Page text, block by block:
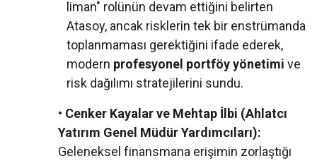
liman" rolünün devam ettiğini belirten
Atasoy, ancak risklerin tek bir enstrümanda
toplanmaması gerektiğini ifade ederek,
modern profesyonel portföy yönetimi ve
risk dağılımı stratejilerini sundu.
• Cenker Kayalar ve Mehtap İlbi (Ahlatcı
Yatırım Genel Müdür Yardımcıları):
Geleneksel finansmana erişimin zorlaştığı